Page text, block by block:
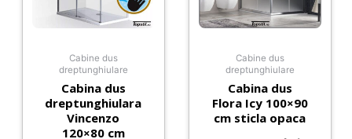
Cabine dus
dreptunghiulare
Cabina dus
dreptunghiulara
Vincenzo
120×80 cm
Cabine dus
dreptunghiulare
Cabina dus
Flora Icy 100×90
cm sticla opaca